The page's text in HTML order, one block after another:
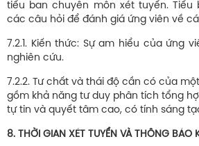
tiểu ban chuyên môn xét tuyển. Tiểu
các câu hỏi để đánh giá ứng viên về
7.2.1. Kiến thức: Sự am hiểu của ứng
nghiên cứu.
7.2.2. Tư chất và thái độ cần có của
gồm khả năng tư duy phân tích tổng
tự tin và quyết tâm cao, có tính sáng
8. THỜI GIAN XÉT TUYỂN VÀ THÔNG BÁO